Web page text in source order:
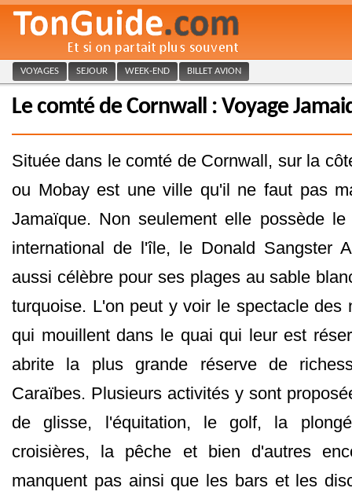
VOYAGES SEJOUR WEEK-END BILLET AVION
Le comté de Cornwall : Voyage
Située dans le comté de Cornwall, sur la
ou Mobay est une ville qu'il ne faut pas
Jamaïque. Non seulement elle possède
international de l'île, le Donald Sangster
aussi célèbre pour ses plages au sable
turquoise. L'on peut y voir le spectacle des
qui mouillent dans le quai qui leur est
abrite la plus grande réserve de
Caraïbes. Plusieurs activités y sont
de glisse, l'équitation, le golf, la
croisières, la pêche et bien d'autres
manquent pas ainsi que les bars et les